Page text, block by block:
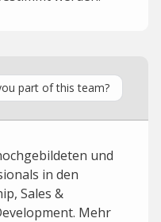
part of this team?
und
in den
Sales &
Mehr